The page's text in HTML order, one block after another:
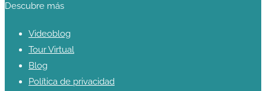
Descubre más
Videoblog
Tour Virtual
Blog
Política de privacidad